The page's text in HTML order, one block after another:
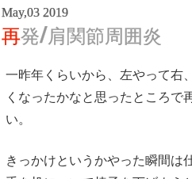
More Fun
Health&Surfing
Watch
May,03 2019
再発/肩関節周囲炎
一昨年くらいから、左やって右
くなったかなと思ったところで
い。
きっかけというかやった瞬間は